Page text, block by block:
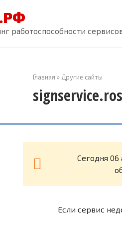
работоспособности
Главная » Другие сайты
Cегодня
Если сервис